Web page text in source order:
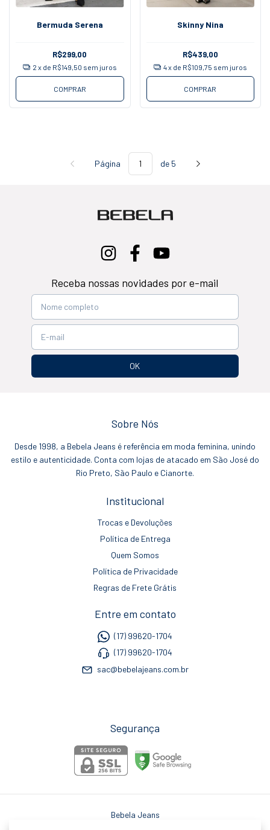
Bermuda Serena
R$299,00
2 x de R$149,50 sem juros
COMPRAR
Skinny Nina
R$439,00
4x de R$109,75 sem juros
COMPRAR
Página de 5
Receba nossas novidades por e-mail
Sobre Nós
Desde 1998, a Bebela Jeans é referência em moda feminina, unindo
estilo e autenticidade. Conta com lojas de atacado em São José do
Rio Preto, São Paulo e Cianorte.
Institucional
Trocas e Devoluções
Política de Entrega
Quem Somos
Política de Privacidade
Regras de Frete Grátis
Entre em contato
(17) 99620-1704
(17) 99620-1704
sac@bebelajeans.com.br
Segurança
Bebela Jeans